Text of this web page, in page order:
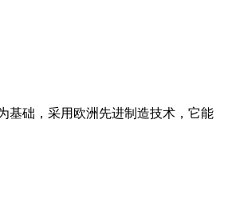
基础，采用欧洲先进制造技术，它能